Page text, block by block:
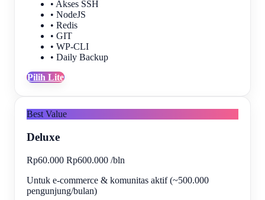
• Akses SSH
• NodeJS
• Redis
• GIT
• WP-CLI
• Daily Backup
Pilih Lite
Best Value
Deluxe
Rp60.000 Rp600.000 /bln
Untuk e-commerce & komunitas aktif (~500.000
pengunjung/bulan)